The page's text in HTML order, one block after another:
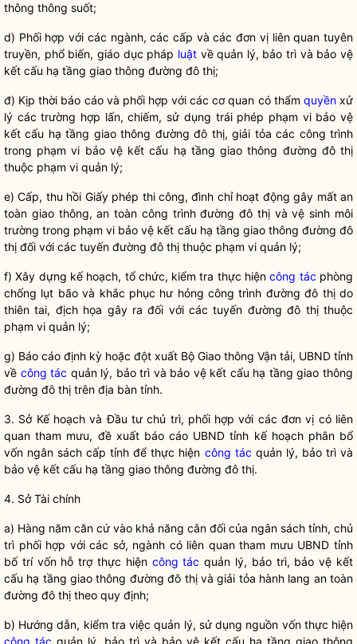
thông thông suốt;
d) Phối hợp với các ngành, các cấp và các đơn vị liên quan tuyên
truyền, phổ biến, giáo dục pháp luậtvề quản lý, bảo trì và bảo vệ
kết cấu hạ tầng giao thông đường đô thị;
đ) Kịp thời báo cáo và phối hợp với các cơ quan có thẩm quyềnxử
lý các trường hợp lấn, chiếm, sử dụng trái phép phạm vi bảo vệ
kết cấu hạ tầng giao thông đường đô thị, giải tỏa các công trình
trong phạm vi bảo vệ kết cấu hạ tầng giao thông đường đô thị
thuộc phạm vi quản lý;
e) Cấp, thu hồi Giấy phép thi công, đình chỉ hoạt động gây mất an
toàn giao thông, an toàn công trìnhđường đô thịvà vệ sinh môi
trường trong phạm vi bảo vệ kết cấu hạ tầng giao thông đường đô
thị đối với các tuyến đường đô thị thuộc phạm vi quản lý;
f) Xây dựng kế hoạch, tổ chức, kiểm tra thực hiệncông tác phòng
chống lụt bão và khắc phục hư hỏng công trình đường đô thịdo
thiên tai, địch họa gây ra đối với các tuyến đường đô thịthuộc
phạm vi quản lý;
g) Báo cáo định kỳ hoặc đột xuất Bộ Giao thông Vận tải, UBND tỉnh
về công tác quản lý, bảo trì và bảo vệ kết cấu hạ tầng giao thông
đường đô thị trên địa bàn tỉnh.
3. Sở Kế hoạch và Đầu tư chủ trì, phối hợp với các đơn vị có liên
quan tham mưu, đề xuất báo cáo UBND tỉnh kế hoạch phân bổ
vốn ngân sách cấp tỉnh để thực hiện công tác quản lý, bảo trì và
bảo vệ kết cấu hạ tầng giao thông đường đô thị.
4. Sở Tài chính
a) Hàng năm căn cứ vào khả năng cân đối của ngân sách tỉnh, chủ
trì phối hợp với các sở, ngành có liên quan tham mưu UBND tỉnh
bố trí vốn hỗ trợ thực hiện công tác quản lý, bảo trì, bảo vệ kết
cấu hạ tầng giao thông đường đô thịvà giải tỏa hành lang an toàn
đường đô thị theo quy định;
b) Hướng dẫn, kiểm tra việc quản lý, sử dụng nguồn vốn thực hiện
công tác quản lý, bảo trì và bảo vệ kết cấu hạ tầng giao thông